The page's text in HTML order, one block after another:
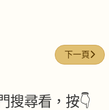
powder) 下一篇文
下一頁
搜尋看，按👇